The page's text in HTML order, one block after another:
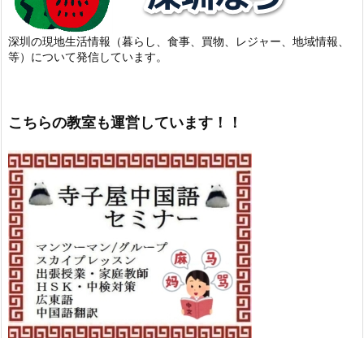
深圳の現地生活情報（暮らし、食事、買物、レジャー、地域情報、
等）について発信しています。
こちらの教室も運営しています！！